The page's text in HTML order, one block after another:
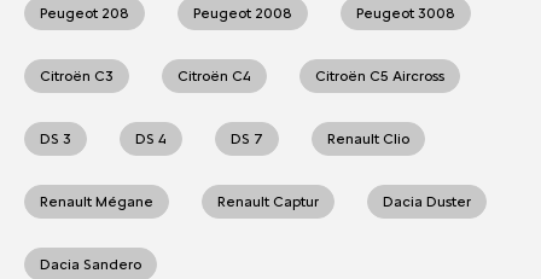
Peugeot 208 Peugeot 2008 Peugeot 3008
Citroën C3 Citroën C4 Citroën C5 Aircross
DS 3 DS 4 DS 7 Renault Clio
Renault Mégane Renault Captur Dacia Duster
Dacia Sandero